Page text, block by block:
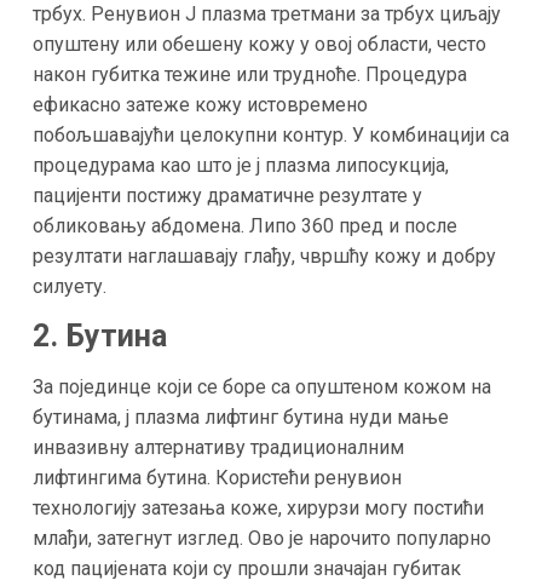
трбух. Ренувион J плазма третмани за трбух циљају
опуштену или обешену кожу у овој области, често
након губитка тежине или трудноће. Процедура
ефикасно затеже кожу истовремено
побољшавајући целокупни контур. У комбинацији са
процедурама као што је j плазма липосукција,
пацијенти постижу драматичне резултате у
обликовању абдомена. Липо 360 пред и после
резултати наглашавају глађу, чвршћу кожу и добру
силуету.
2. Бутина
За појединце који се боре са опуштеном кожом на
бутинама, j плазма лифтинг бутина нуди мање
инвазивну алтернативу традиционалним
лифтингима бутина. Користећи ренувион
технологију затезања коже, хирурзи могу постићи
млађи, затегнут изглед. Ово је нарочито популарно
код пацијената који су прошли значајан губитак